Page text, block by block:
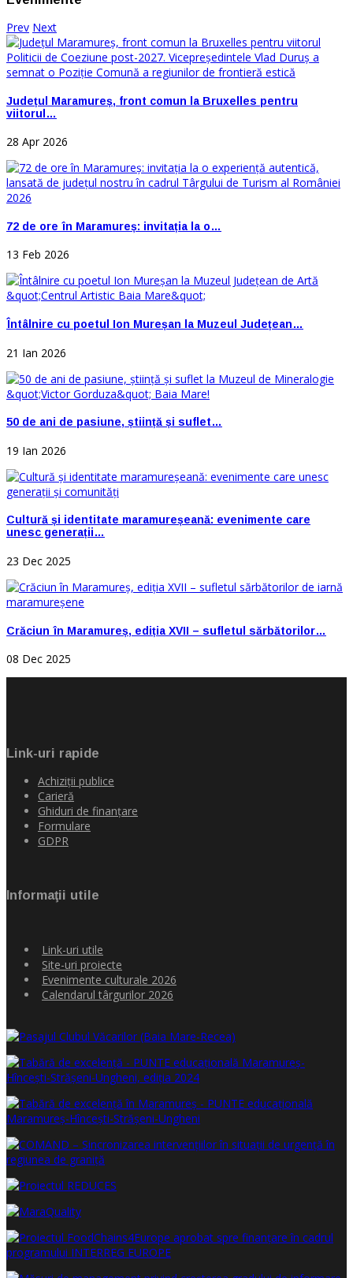
Prev Next
Județul Maramureș, front comun la Bruxelles pentru
viitorul…
28 Apr 2026
72 de ore în Maramureș: invitația la o…
13 Feb 2026
Întâlnire cu poetul Ion Mureșan la Muzeul Județean…
21 Ian 2026
50 de ani de pasiune, știință și suflet…
19 Ian 2026
Cultură și identitate maramureșeană: evenimente care
unesc generații…
23 Dec 2025
Crăciun în Maramureș, ediția XVII – sufletul sărbătorilor…
08 Dec 2025
Link-uri rapide
Achiziţii publice
Carieră
Ghiduri de finanţare
Formulare
GDPR
Informaţii utile
Link-uri utile
Site-uri proiecte
Evenimente culturale 2026
Calendarul târgurilor 2026